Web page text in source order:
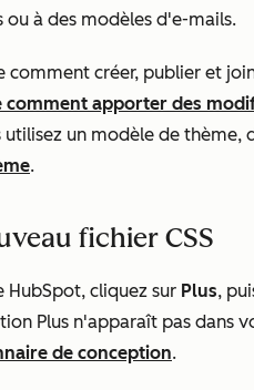
ou à des modèles d'e-mails.
comment créer, publier et
apporter des
utilisez un modèle de thème,
.
fichier CSS
HubSpot, cliquez sur Plus,
Plus n'apparaît pas dans
de conception.